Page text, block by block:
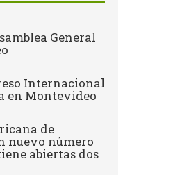
General
Internacional
en Montevideo
de
nuevo número
abiertas dos